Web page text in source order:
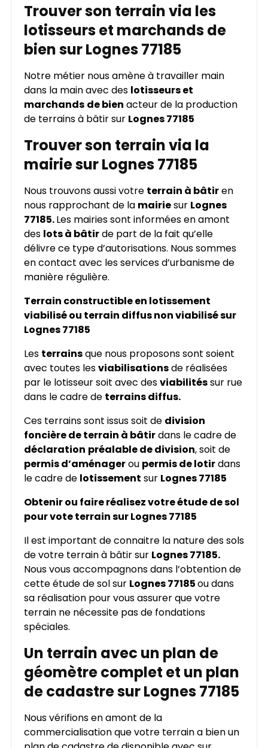
Trouver son terrain via les
lotisseurs et marchands de
bien sur Lognes 77185
Notre métier nous amène à travailler main
dans la main avec des lotisseurs et
marchands de bien acteur de la production
de terrains à bâtir sur Lognes 77185
Trouver son terrain via la
mairie sur Lognes 77185
Nous trouvons aussi votre terrain à bâtiren
nous rapprochant de la mairiesur Lognes
77185.Les mairies sont informées en amont
des lots à bâtirde part de la fait qu’elle
délivre ce type d’autorisations. Nous sommes
en contact avec les services d’urbanisme de
manière régulière.
Terrain constructible en lotissement
viabilisé ou terrain diffus non viabilisé sur
Lognes 77185
Les terrainsque nous proposons sont soient
avec toutes lesviabilisationsde réalisées
par le lotisseur soit avec desviabilitéssur rue
dans le cadre de terrains diffus.
Ces terrains sont issus soit de division
foncière de terrain à bâtirdans le cadre de
déclaration préalable de division, soit de
permis d’aménagerou permis de lotirdans
le cadre de lotissement sur Lognes 77185
Obtenir ou faire réalisez votre étude de sol
pour vote terrain sur Lognes 77185
Il est important de connaitre la nature des sols
de votre terrain à bâtir sur Lognes 77185.
Nous vous accompagnons dans l’obtention de
cette étude de sol sur Lognes 77185ou dans
sa réalisation pour vous assurer que votre
terrain ne nécessite pas de fondations
spéciales.
Un terrain avec un plan de
géomètre complet et un plan
de cadastre sur Lognes 77185
Nous vérifions en amont de la
commercialisation que votre terrain a bien un